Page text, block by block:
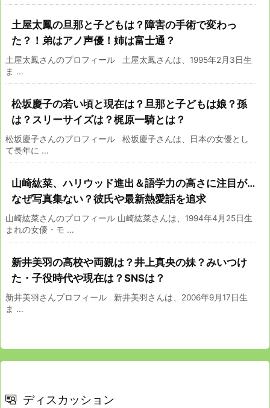
土屋太鳳の旦那と子どもは？障害の手術で変わっ
た？！弟はアノ声優！姉は富士通？
土屋太鳳さんのプロフィール 土屋太鳳さんは、1995年2月3日生
ま ...
松坂慶子の若い頃と現在は？旦那と子どもは娘？孫
は？スリーサイズは？梶原一騎とは？
松坂慶子さんのプロフィール 松坂慶子さんは、日本の女優とし
て長年に ...
山崎紘菜、ハリウッド進出＆語学力の高さに注目が…
なぜ写真集ない？彼氏や最新熱愛話を追求
山崎紘菜さんのプロフィール 山崎紘菜さんは、1994年4月25日生
まれの女優・モ ...
新井美羽の高校や両親は？井上真央の妹？みいつけ
た・子役時代や現在は？SNSは？
新井美羽さんプロフィール 新井美羽さんは、2006年9月17日生
ま ...
ディスカッション